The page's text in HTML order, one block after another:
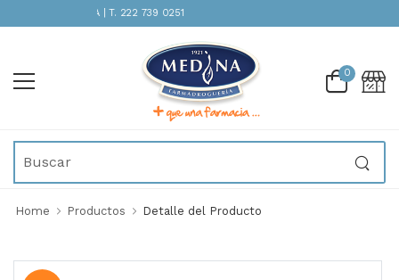
INMEDIATA | T. 222 739 0251
0
Home Productos Detalle del Producto